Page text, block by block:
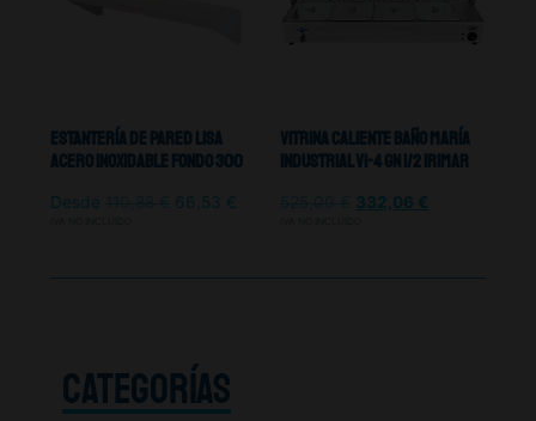
Estantería De Pared Lisa
Acero Inoxidable Fondo 300
Desde 66,53 €
Vitrina Caliente Baño María
Industrial VI-4 GN 1/2 Irimar
332,06 €
CATEGORÍAS